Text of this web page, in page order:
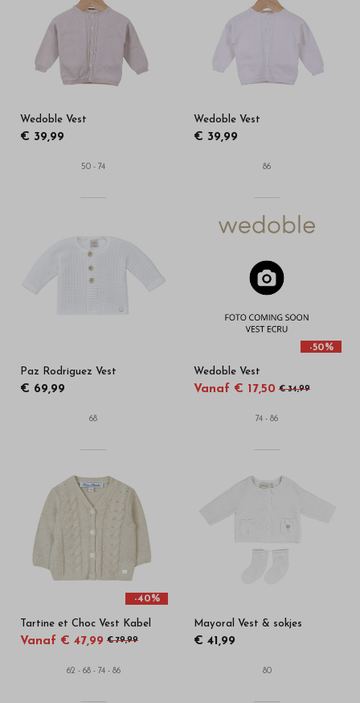
Wedoble Vest
€ 39,99
50 - 74
Wedoble Vest
€ 39,99
86
Paz Rodriguez Vest
€ 69,99
68
-50%
Wedoble Vest
Vanaf € 17,50 € 34,99
74 - 86
-40%
Tartine et Choc Vest Kabel
Vanaf € 47,99 € 79,99
62 - 68 - 74 - 86
Mayoral Vest & sokjes
€ 41,99
80